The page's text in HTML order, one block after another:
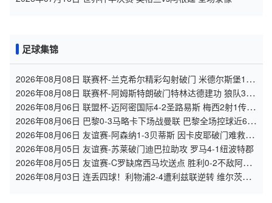
足球集锦
2026年08月08日 联赛杯-兰克希尔精彩勾射破门 米德尔斯堡1-0
雷克瑟姆
2026年08月08日 联赛杯-阿姆斯特朗破门特林达德建功 狼队3-0
维尔港
2026年08月06日 联盟杯-迈阿密国际4-2圣路易斯 梅西2射1传
阿伦助攻戴帽
2026年08月06日 巴黎0-3马略卡下场战曼联 巴黎全场控球近6成
+8射3正未果
2026年08月06日 友谊赛-阿森纳1-3贝蒂斯 因卡皮耶破门难救主
福纳尔斯1射2传
2026年08月05日 友谊赛-苏莱破门迪巴拉助攻 罗马4-1纽波特郡
2026年08月05日 友谊赛-C罗缺席西马坎送点 胜利0-2不敌阿尔
梅里亚
2026年08月03日 连丢四球！利物浦2-4遭利兹联逆转 维尔茨钱